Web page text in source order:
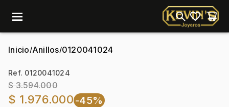
menu
Inicio/Anillos/0120041024
Ref. 0120041024
$ 3.594.000
$ 1.976.000 -45%